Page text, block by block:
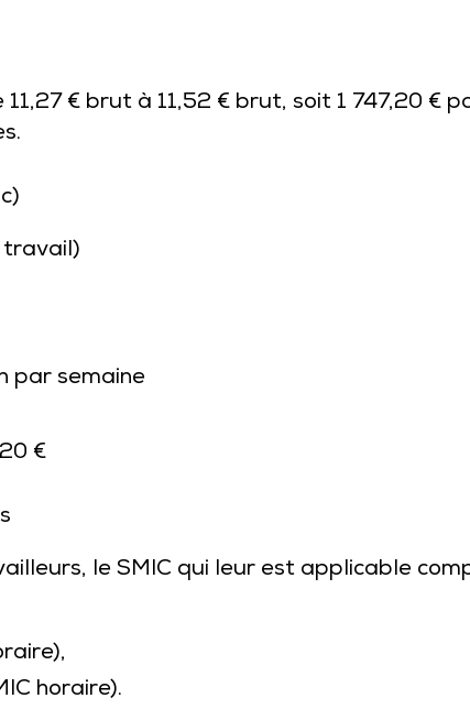
€ brut à 11,52 € brut, soit 1 747,20 €
travail)
par semaine
€
le SMIC qui leur est applicable
horaire).